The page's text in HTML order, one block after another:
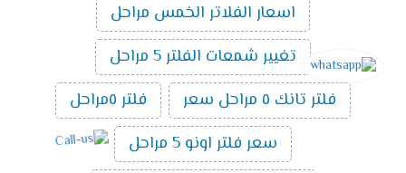
اسعار الفلاتر الخمس مراحل
تغيير شمعات الفلتر 5 مراحل
فلتر تانك ٥ مراحل سعر
فلتر ٥مراحل
سعر فلتر اونو 5 مراحل